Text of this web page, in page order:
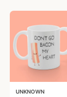
UNKNOWN